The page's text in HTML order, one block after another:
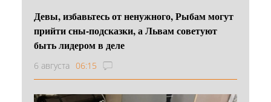
Девы, избавьтесь от ненужного, Рыбам могут
прийти сны-подсказки, а Львам советуют
быть лидером в деле
6 августа 06:15